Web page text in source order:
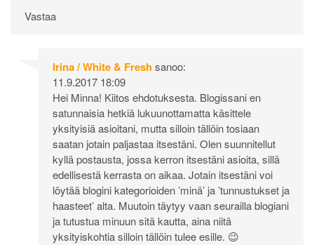
Vastaa
Irina / White & Freshsanoo:
11.9.2017 18:09
Hei Minna! Kiitos ehdotuksesta. Blogissani en
satunnaisia hetkiä lukuunottamatta käsittele
yksityisiä asioitani, mutta silloin tällöin tosiaan
saatan jotain paljastaa itsestäni. Olen suunnitellut
kyllä postausta, jossa kerron itsestäni asioita, sillä
edellisestä kerrasta on aikaa. Jotain itsestäni voi
löytää blogini kategorioiden ’minä’ ja ’tunnustukset ja
haasteet’ alta. Muutoin täytyy vaan seurailla blogiani
ja tutustua minuun sitä kautta, aina niitä
yksityiskohtia silloin tällöin tulee esille. 😉